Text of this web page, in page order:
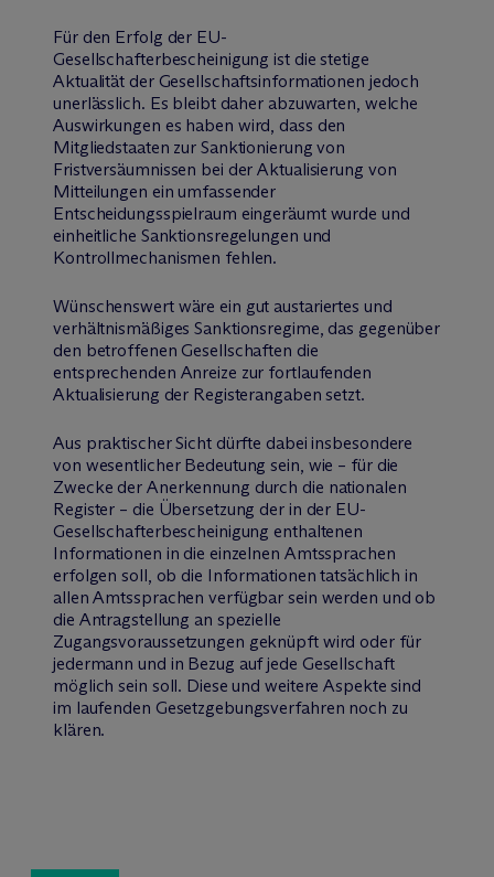
Für den Erfolg der EU-
Gesellschafterbescheinigung ist die stetige
Aktualität der Gesellschaftsinformationen jedoch
unerlässlich. Es bleibt daher abzuwarten, welche
Auswirkungen es haben wird, dass den
Mitgliedstaaten zur Sanktionierung von
Fristversäumnissen bei der Aktualisierung von
Mitteilungen ein umfassender
Entscheidungsspielraum eingeräumt wurde und
einheitliche Sanktionsregelungen und
Kontrollmechanismen fehlen.
Wünschenswert wäre ein gut austariertes und
verhältnismäßiges Sanktionsregime, das gegenüber
den betroffenen Gesellschaften die
entsprechenden Anreize zur fortlaufenden
Aktualisierung der Registerangaben setzt.
Aus praktischer Sicht dürfte dabei insbesondere
von wesentlicher Bedeutung sein, wie – für die
Zwecke der Anerkennung durch die nationalen
Register – die Übersetzung der in der EU-
Gesellschafterbescheinigung enthaltenen
Informationen in die einzelnen Amtssprachen
erfolgen soll, ob die Informationen tatsächlich in
allen Amtssprachen verfügbar sein werden und ob
die Antragstellung an spezielle
Zugangsvoraussetzungen geknüpft wird oder für
jedermann und in Bezug auf jede Gesellschaft
möglich sein soll. Diese und weitere Aspekte sind
im laufenden Gesetzgebungsverfahren noch zu
klären.